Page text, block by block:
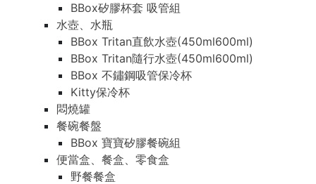
BBox矽膠杯套 吸管組
水壺、水瓶
BBox Tritan直飲水壺(450ml600ml)
BBox Tritan隨行水壺(450ml600ml)
BBox 不鏽鋼吸管保冷杯
Kitty保冷杯
悶燒罐
餐碗餐盤
BBox 寶寶矽膠餐碗組
便當盒、餐盒、零食盒
野餐餐盒